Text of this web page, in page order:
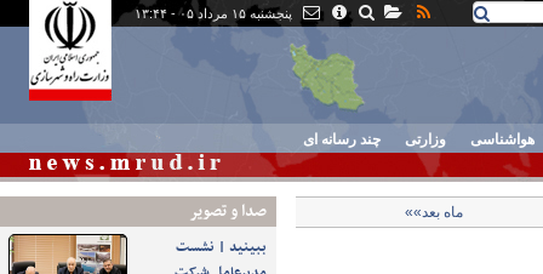
پنجشنبه ۱۵ مرداد ۰۵ - ۱۳:۴۴
هواشناسی وزارتی چند رسانه ای
صدا و تصوير
ببینید | نشست
ماه بعد»»